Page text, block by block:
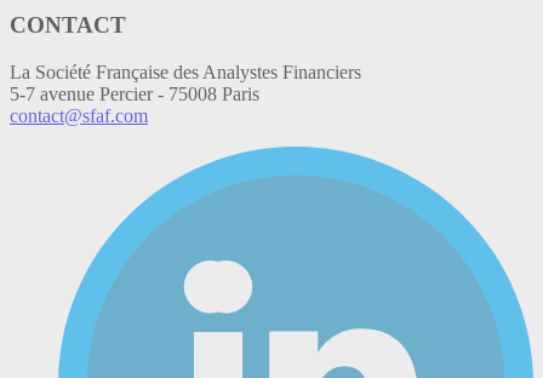
CONTACT
La Société Française des Analystes Financiers
5-7 avenue Percier - 75008 Paris
contact@sfaf.com